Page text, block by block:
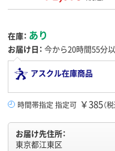
在庫： あり
お届け日： 今から20時間55分
アスクル在庫商品
時間帯指定 指定可 ￥385（
お届け先住所：
東京都江東区